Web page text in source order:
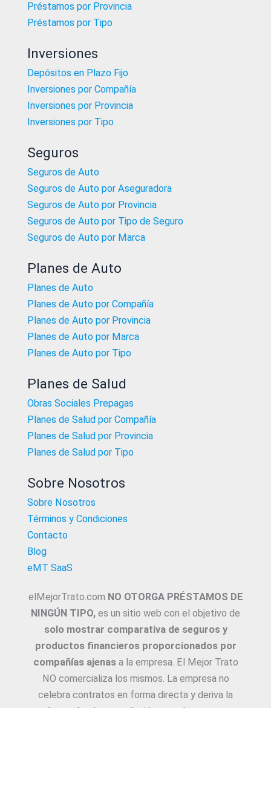
Préstamos por Provincia
Préstamos por Tipo
Inversiones
Depósitos en Plazo Fijo
Inversiones por Compañía
Inversiones por Provincia
Inversiones por Tipo
Seguros
Seguros de Auto
Seguros de Auto por Aseguradora
Seguros de Auto por Provincia
Seguros de Auto por Tipo de Seguro
Seguros de Auto por Marca
Planes de Auto
Planes de Auto
Planes de Auto por Compañía
Planes de Auto por Provincia
Planes de Auto por Marca
Planes de Auto por Tipo
Planes de Salud
Obras Sociales Prepagas
Planes de Salud por Compañía
Planes de Salud por Provincia
Planes de Salud por Tipo
Sobre Nosotros
Sobre Nosotros
Términos y Condiciones
Contacto
Blog
eMT SaaS
elMejorTrato.com NO OTORGA PRÉSTAMOS DE
NINGÚN TIPO, es un sitio web con el objetivo de
solo mostrar comparativa de seguros y
productos financieros proporcionados por
compañías ajenasa la empresa. El Mejor Trato
NO comercializa los mismos. La empresa no
celebra contratos en forma directa y deriva la
Asesoría e intermediación a productores y